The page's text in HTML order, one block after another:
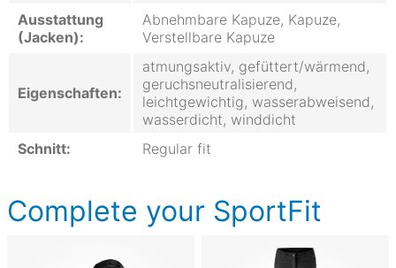
Ausstattung
(Jacken):
Abnehmbare Kapuze, Kapuze,
Verstellbare Kapuze
Eigenschaften:
atmungsaktiv, gefüttert/wärmend,
geruchsneutralisierend,
leichtgewichtig, wasserabweisend,
wasserdicht, winddicht
Schnitt:
Regular fit
Complete your SportFit